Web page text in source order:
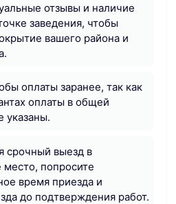
отзывы и наличие
заведения, чтобы
вашего района и
оплаты заранее, так как
оплаты в общей
указаны.
срочный выезд в
место, попросите
время приезда и
до подтверждения работ.